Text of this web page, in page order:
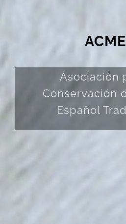
Asociación
Conservación
Español